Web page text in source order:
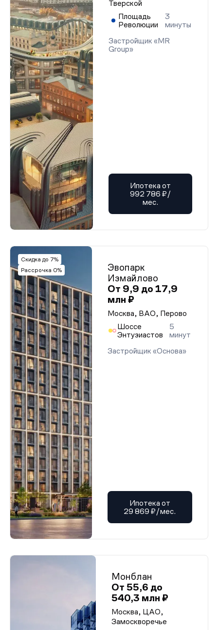
Тверской
Площадь
Революции
3
минуты
Застройщик «MR
Group»
Ипотека от
992 786 ₽/
мес.
Скидка до 7%
Рассрочка 0%
Эвопарк
Измайлово
От 9,9 до 17,9
млн ₽
Москва, ВАО, Перово
Шоссе
Энтузиастов
5
минут
Застройщик «Основа»
Ипотека от
29 869 ₽/мес.
Монблан
От 55,6 до
540,3 млн ₽
Москва, ЦАО,
Замоскворечье